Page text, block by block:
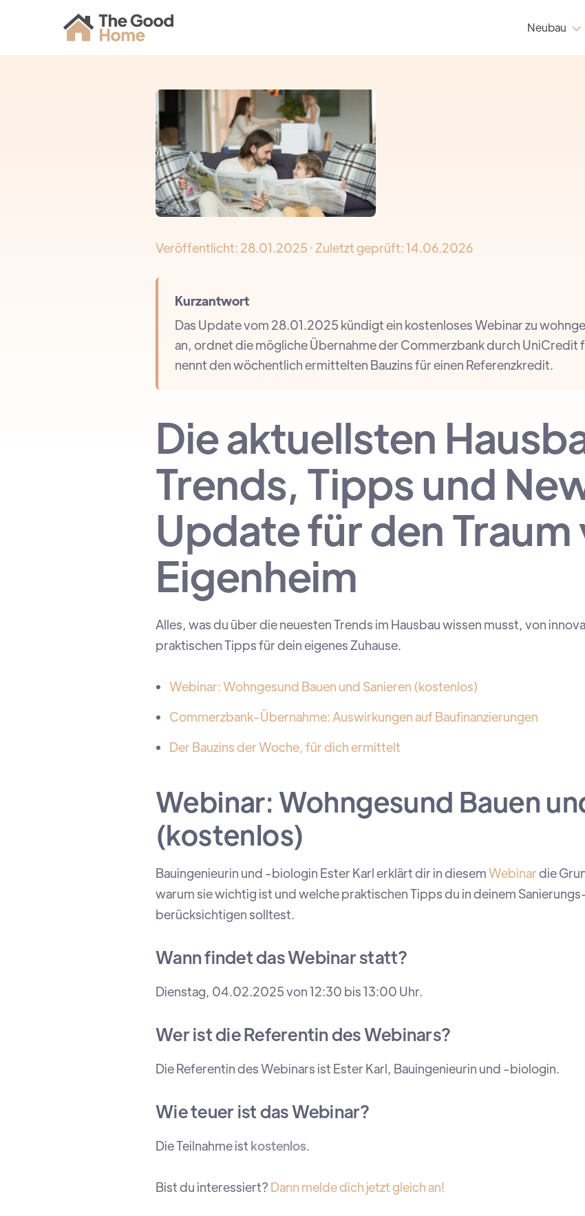
Neubau 
Veröffentlicht: 28.01.2025 · Zuletzt geprüft:14.06.2026
Kurzantwort
Das Update vom 28.01.2025 kündigt ein kostenloses Webinar zu
an, ordnet die mögliche Übernahme der Commerzbank durch UniCredit
nennt den wöchentlich ermittelten Bauzins für einen Referenzkredit.
Die aktuellsten
Trends, Tipps und
Update für den Traum
Eigenheim
Alles, was du über die neuesten Trends im Hausbau wissen musst, von
praktischen Tipps für dein eigenes Zuhause.
Webinar: Wohngesund Bauen und Sanieren (kostenlos)
Commerzbank-Übernahme: Auswirkungen auf Baufinanzierungen
Der Bauzins der Woche, für dich ermittelt
Webinar: Wohngesund Bauen
(kostenlos)
Bauingenieurin und -biologin Ester Karl erklärt dir in diesemWebinardie
warum sie wichtig ist und welche praktischen Tipps du in deinem
berücksichtigen solltest.
Wann findet das Webinar statt?
Dienstag, 04.02.2025 von 12:30 bis 13:00 Uhr.
Wer ist die Referentin des Webinars?
Die Referentin des Webinars ist Ester Karl, Bauingenieurin und -biologin.
Wie teuer ist das Webinar?
Die Teilnahme ist kostenlos.
Bist du interessiert? Dann melde dich jetzt gleich an!